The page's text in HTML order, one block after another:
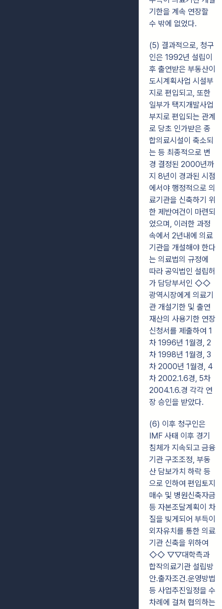
기한을 계속 연장할
수 밖에 없었다.
(5) 결과적으로, 청구
인은 1992년 설립이
후 출연받은 부동산이
도시계획사업 시설부
지로 편입되고, 또한
일부가 택지개발사업
부지로 편입되는 관계
로 당초 인가받은 종
합의료시설이 축소되
는 등 최종적으로 변
경 결정된 2000년까
지 8년이 경과된 시점
에서야 행정적으로 의
료기관을 신축하기 위
한 제반여건이 마련되
었으며, 이러한 과정
속에서 2년내에 의료
기관을 개설해야 한다
는 의료법의 규정에
따라 공익법인 설립허
가 담당부서인 ◇◇
광역시장에게 의료기
관 개설기한 및 출연
재산의 사용기한 연장
신청서를 제출하여 1
차 1996년 1월경, 2
차 1998년 1월경, 3
차 2000년 1월경, 4
차 2002.1.6경, 5차
2004.1.6.경 각각 연
장 승인을 받았다.
(6) 이후 청구인은
IMF 사태 이후 경기
침체가 지속되고 금융
기관 구조조정, 부동
산 담보가치 하락 등
으로 인하여 편입토지
매수 및 병원신축자금
등 자본조달계획이 차
질을 빚게되어 부득이
외자유치를 통한 의료
기관 신축을 위하여
◇◇ ▽▽대학측과
합작의료기관 설립방
안․출자조건․운영방법
등 사업추진일정을 수
차례에 걸쳐 협의하는